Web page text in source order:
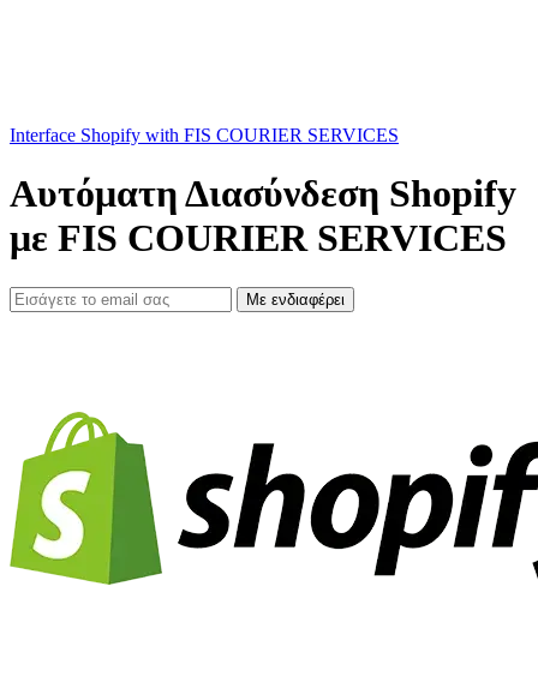
Interface Shopify with FIS COURIER SERVICES
Αυτόματη Διασύνδεση Shopify
με FIS COURIER SERVICES
Με ενδιαφέρει